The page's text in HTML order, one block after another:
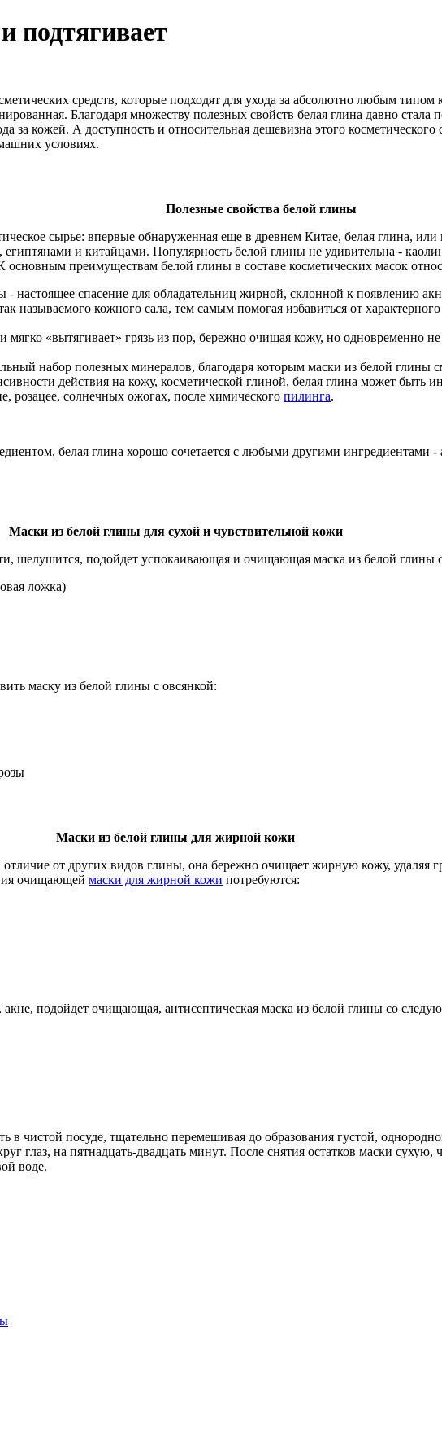
подтягивает
средств, которые подходят для ухода за абсолютно любым
Благодаря множеству полезных свойств белая глина давно
за кожей. А доступность и относительная дешевизна этого
условиях.
Полезные свойства белой глины
сырье: впервые обнаруженная еще в древнем Китае, белая глина,
и китайцами. Популярность белой глины не удивительна -
основным преимуществам белой глины в составе косметических масок
настоящее спасение для обладательниц жирной, склонной к появлению
называемого кожного сала, тем самым помогая избавиться от
«вытягивает» грязь из пор, бережно очищая кожу, но одновременно
набор полезных минералов, благодаря которым маски из белой глины
действия на кожу, косметической глиной, белая глина может быть
розацее, солнечных ожогах, после химического пилинга.
белая глина хорошо сочетается с любыми другими ингредиентами -
Маски из белой глины для сухой и чувствительной кожи
шелушится, подойдет успокаивающая и очищающая маска из белой
ложка)
маску из белой глины с овсянкой:
Маски из белой глины для жирной кожи
от других видов глины, она бережно очищает жирную кожу, удаляя
очищающей маски для жирной кожи потребуются:
подойдет очищающая, антисептическая маска из белой глины со
чистой посуде, тщательно перемешивая до образования густой,
глаз, на пятнадцать-двадцать минут. После снятия остатков маски
воде.